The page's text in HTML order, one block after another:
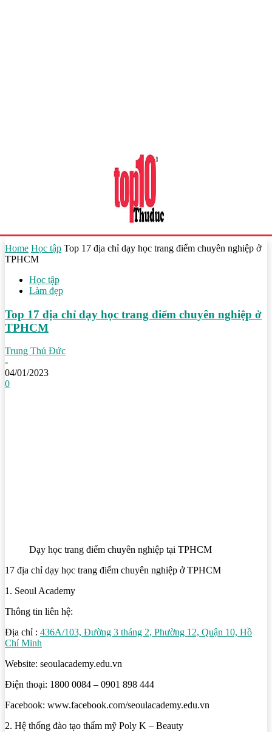
Home Học tập Top 17 địa chỉ dạy học trang điểm chuyên nghiệp ở
TPHCM
Học tập
Làm đẹp
Top 17 địa chỉ dạy học trang điểm chuyên nghiệp ở
TPHCM
Trung Thủ Đức
-
04/01/2023
0
Dạy học trang điểm chuyên nghiệp tại TPHCM
17 địa chỉ dạy học trang điểm chuyên nghiệp ở TPHCM
1. Seoul Academy
Thông tin liên hệ:
Địa chỉ : 436A/103, Đường 3 tháng 2, Phường 12, Quận 10, Hồ
Chí Minh
Website: seoulacademy.edu.vn
Điện thoại: 1800 0084 – 0901 898 444
Facebook: www.facebook.com/seoulacademy.edu.vn
2. Hệ thống đào tạo thẩm mỹ Poly K – Beauty